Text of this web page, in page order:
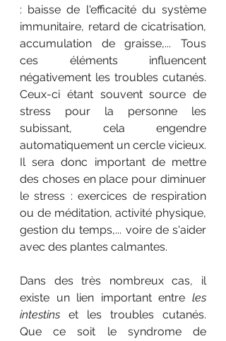
: baisse de l'efficacité du système
immunitaire, retard de cicatrisation,
accumulation de graisse,... Tous
ces éléments influencent
négativement les troubles cutanés.
Ceux-ci étant souvent source de
stress pour la personne les
subissant, cela engendre
automatiquement un cercle vicieux.
Il sera donc important de mettre
des choses en place pour diminuer
le stress : exercices de respiration
ou de méditation, activité physique,
gestion du temps,... voire de s'aider
avec des plantes calmantes.
Dans des très nombreux cas, il
existe un lien important entre les
intestins et les troubles cutanés.
Que ce soit le syndrome de